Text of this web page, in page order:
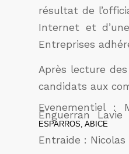
résultat de
Internet et
Entreprises
Après lecture
candidats aux
Evenementiel :
Enguerran
ESPARROS, ABICE
Entraide : Nicolas